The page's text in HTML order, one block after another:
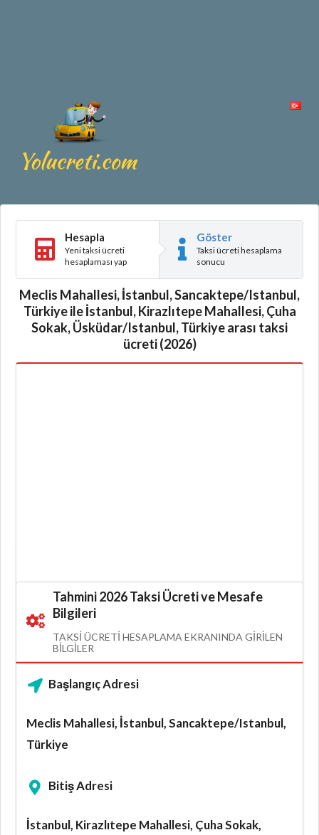
Hesapla
Yeni taksi ücreti
hesaplaması yap
Göster
Taksi ücreti hesaplama
sonucu
Meclis Mahallesi, İstanbul, Sancaktepe/Istanbul,
Türkiye ile İstanbul, Kirazlıtepe Mahallesi, Çuha
Sokak, Üsküdar/Istanbul, Türkiye arası taksi
ücreti (2026)
Tahmini 2026 Taksi Ücreti ve Mesafe
Bilgileri
TAKSI ÜCRETI HESAPLAMA EKRANINDA GIRILEN
BILGILER
Başlangıç Adresi
Meclis Mahallesi, İstanbul, Sancaktepe/Istanbul,
Türkiye
Bitiş Adresi
İstanbul, Kirazlıtepe Mahallesi, Çuha Sokak,